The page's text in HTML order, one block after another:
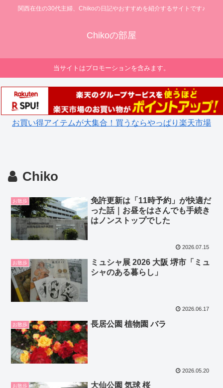
関西在住の30代主婦、Chikoの日記やおすすめを紹介するサイトです♪
Chikoの部屋
当サイトはプロモーションを含みます。
お買い得アイテムが大集合！買うならやっぱり楽天市場
Chiko
お散歩
免許更新は「11時予約」が快適だ
った話｜お昼をはさんでも手続き
はノンストップでした
2026.07.15
お散歩
ミュシャ展 2026 大阪 堺市「ミュ
シャのある暮らし」
2026.06.17
お散歩 長居公園 植物園 バラ
2026.05.20
お散歩 大仙公園 気球 桜